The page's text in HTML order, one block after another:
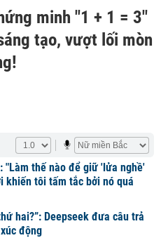
minh "1 + 1 = 3"
tạo, vượt lối mòn
"Làm thế nào để giữ 'lửa nghề'
khiến tôi tấm tắc bởi nó quá
hai?”: Deepseek đưa câu trả
động